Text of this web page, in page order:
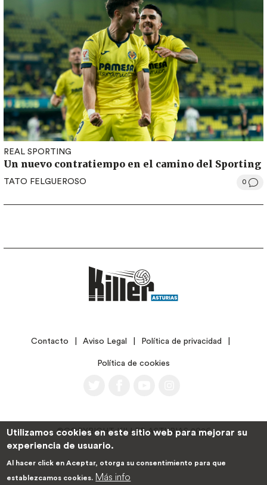
REAL SPORTING
Un nuevo contratiempo en el camino del Sporting
TATO FELGUEROSO 0
LEGALContacto Aviso Legal Política de privacidad
Política de cookies
©COPYRIGHT KILLER ASTURIAS 2026
Utilizamos cookies en este sitio web para mejorar su
experiencia de usuario.
Al hacer click en Aceptar, otorga su consentimiento para que
establezcamos cookies. Más info